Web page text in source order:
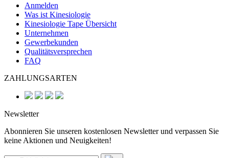
Anmelden
Was ist Kinesiologie
Kinesiologie Tape Übersicht
Unternehmen
Gewerbekunden
Qualitätsversprechen
FAQ
ZAHLUNGSARTEN
Newsletter
Abonnieren Sie unseren kostenlosen Newsletter und verpassen Sie
keine Aktionen und Neuigkeiten!